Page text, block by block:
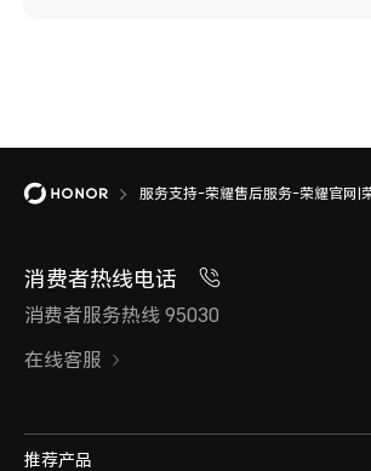
服务支持-荣耀售后服务-荣耀官网|
消费者热线电话
消费者服务热线 95030
在线客服
推荐产品